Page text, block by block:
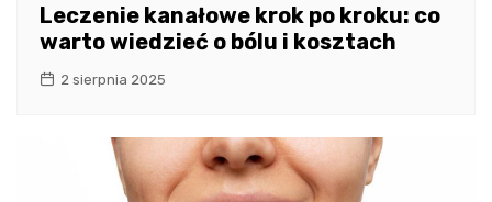
Leczenie kanałowe krok po kroku: co
warto wiedzieć o bólu i kosztach
2 sierpnia 2025